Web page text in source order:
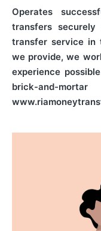
Operates
transfers
transfer service in
we provide, we
experience
brick-and-